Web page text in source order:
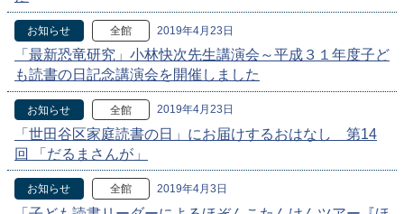
お知らせ 全館 2019年4月23日
「最新恐竜研究」小林快次先生講演会～平成３１年度子ど
も読書の日記念講演会を開催しました
お知らせ 全館 2019年4月23日
「世田谷区家庭読書の日」にお届けするおはなし 第14
回 「だるまさんが」
お知らせ 全館 2019年4月3日